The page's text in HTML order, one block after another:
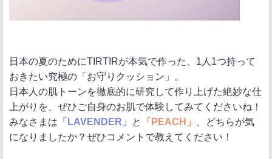
日本の夏のためにTIRTIRが本気で作った、1人1つ持って
おきたい究極の「お守りクッション」。
日本人の肌トーンを徹底的に研究して作り上げた絶妙な仕
上がりを、ぜひご自身のお肌で体験してみてくださいね！
みなさまは 「LAVENDER」 と 「PEACH」
、どちらが気
になりましたか？ぜひコメントで教えてください！